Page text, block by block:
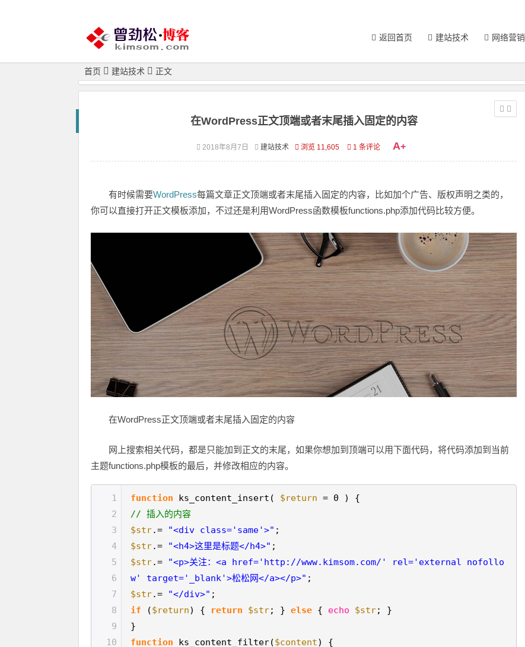
返回首页 建站技术 网络营销
首页 建站技术 正文
在WordPress正文顶端或者末尾插入固定的内容
2018年8月7日 建站技术 浏览 11,605 1 条评论 A+
有时候需要WordPress每篇文章正文顶端或者末尾插入固定的内容，比如加个广告、版权声明之类的，
你可以直接打开正文模板添加，不过还是利用WordPress函数模板functions.php添加代码比较方便。
在WordPress正文顶端或者末尾插入固定的内容
网上搜索相关代码，都是只能加到正文的末尾，如果你想加到顶端可以用下面代码，将代码添加到当前
主题functions.php模板的最后，并修改相应的内容。
1
2
3
4
5
6
7
8
9
10
function ks_content_insert( $return = 0 ) {
// 插入的内容
$str.= "<div class='same'>" ;
$str.= "<h4>这里是标题</h4>" ;
$str.=
"<p>关注：<a href='http://www.kimsom.com/' rel='external nofollo
w' target='_blank'>松松网</a></p>" ;
$str.= "</div>" ;
if
($return) { return $str; } else { echo $str; }
}
function
ks_content_filter($content) {